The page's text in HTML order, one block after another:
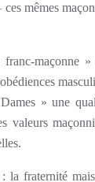
mêmes
maçonne »
» une
valeurs
la fraternité